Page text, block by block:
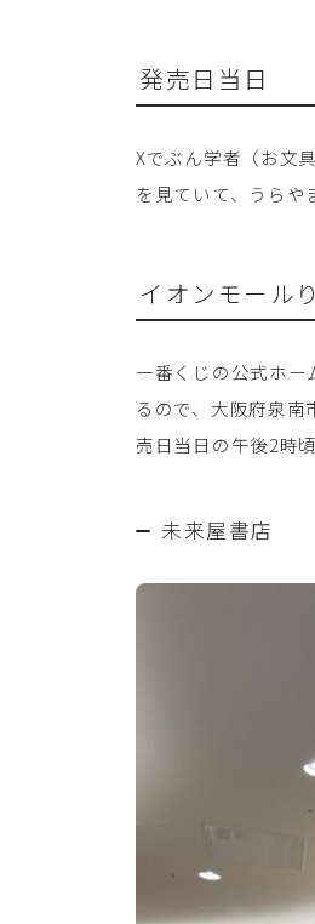
発売日当日
Xでぶん学者（お文
を見ていて、うらや
イオンモール
一番くじの公式ホー
るので、大阪府泉
売日当日の午後2時
未来屋書店